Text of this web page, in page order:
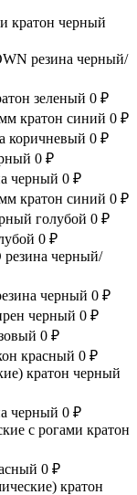
кратон черный
резина черный/
зеленый 0 ₽
кратон синий 0 ₽
коричневый 0 ₽
0 ₽
черный 0 ₽
кратон синий 0 ₽
голубой 0 ₽
0 ₽
черный/
черный 0 ₽
черный 0 ₽
0 ₽
красный 0 ₽
кратон черный
черный 0 ₽
с рогами кратон
0 ₽
кратон